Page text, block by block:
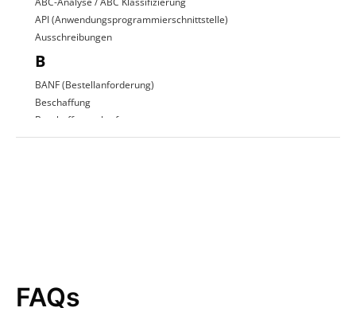
API (Anwendungsprogrammierschnittstelle)
Ausschreibungen
B
BANF (Bestellanforderung)
Beschaffung
Beschaffungsplattform
Beschaffungsprozess
E-Procurement
FAQs